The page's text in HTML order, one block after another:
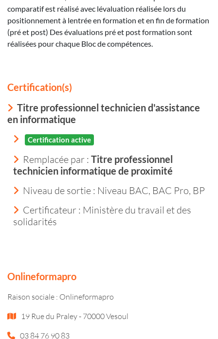
comparatif est réalisé avec lévaluation réalisée lors du
positionnement à lentrée en formation et en fin de formation
(pré et post) Des évaluations pré et post formation sont
réalisées pour chaque Bloc de compétences.
Certification(s)
Titre professionnel technicien d'assistance
en informatique
Certification active
Remplacée par : Titre professionnel
technicien informatique de proximité
Niveau de sortie : Niveau BAC, BAC Pro, BP
Certificateur : Ministère du travail et des
solidarités
Onlineformapro
Raison sociale : Onlineformapro
19 Rue du Praley - 70000 Vesoul
03 84 76 90 83